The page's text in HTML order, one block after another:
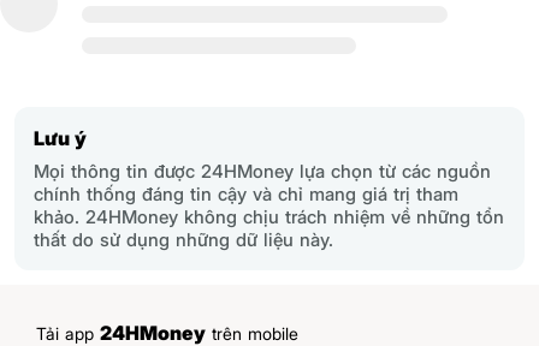
Lưu ý
Mọi thông tin được 24HMoney lựa chọn từ các nguồn
chính thống đáng tin cậy và chỉ mang giá trị tham
khảo. 24HMoney không chịu trách nhiệm về những tổn
thất do sử dụng những dữ liệu này.
Tải app 24HMoney trên mobile